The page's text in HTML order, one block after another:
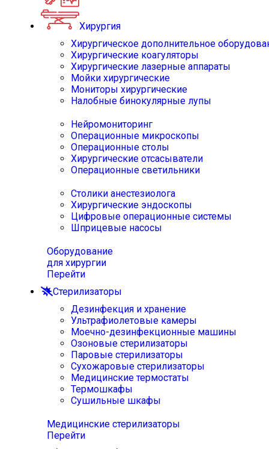
Хирургия
Хирургическое дополнительное
Хирургические коагуляторы
Хирургические лазерные аппараты
Мойки хирургические
Мониторы хирургические
Налобные бинокулярные лупы
Нейромониторинг
Операционные микроскопы
Операционные столы
Хирургические отсасыватели
Операционные светильники
Столики анестезиолога
Хирургические эндоскопы
Цифровые операционные системы
Шприцевые насосы
Оборудование
для хирургии
Перейти
Стерилизаторы
Дезинфекция и хранение
Ультрафиолетовые камеры
Моечно-дезинфекционные машины
Озоновые стерилизаторы
Паровые стерилизаторы
Сухожаровые стерилизаторы
Медицинские термостаты
Термошкафы
Сушильные шкафы
Медицинские стерилизаторы
Перейти